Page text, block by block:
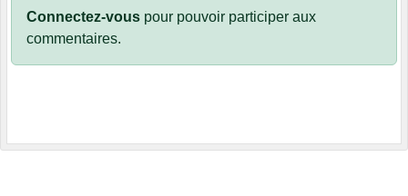
Connectez-vous pour pouvoir participer aux
commentaires.